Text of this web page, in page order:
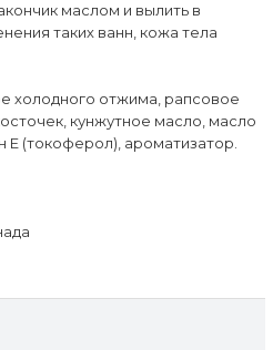
маслом и вылить в
таких ванн, кожа тела
холодного отжима, рапсовое
кунжутное масло, масло
Е (токоферол), ароматизатор.